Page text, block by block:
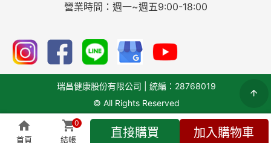
首頁 結帳
0
直接購買 加入購物車
營業時間：週一~週五9:00-18:00
瑞昌健康股份有限公司 | 統編：28768019
© All Rights Reserved
搜尋 全部商品 即時客服 會員專區 結帳(